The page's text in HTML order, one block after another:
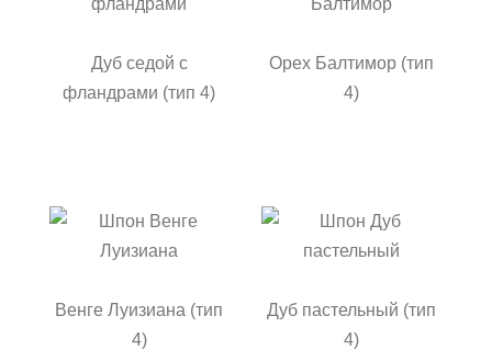
Дуб седой с
фландрами (тип 4)
Орех Балтимор (тип
4)
Венге Луизиана (тип
4)
Дуб пастельный (тип
4)